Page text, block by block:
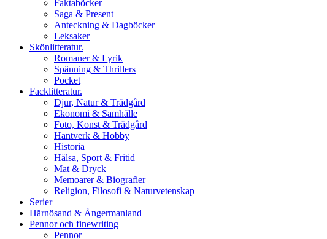
Faktaböcker
Saga & Present
Anteckning & Dagböcker
Leksaker
Skönlitteratur.
Romaner & Lyrik
Spänning & Thrillers
Pocket
Facklitteratur.
Djur, Natur & Trädgård
Ekonomi & Samhälle
Foto, Konst & Trädgård
Hantverk & Hobby
Historia
Hälsa, Sport & Fritid
Mat & Dryck
Memoarer & Biografier
Religion, Filosofi & Naturvetenskap
Serier
Härnösand & Ångermanland
Pennor och finewriting
Pennor